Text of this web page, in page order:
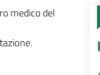
medico del